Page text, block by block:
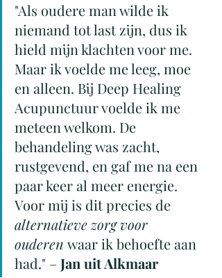
"Als oudere man wilde ik
niemand tot last zijn, dus ik
hield mijn klachten voor me.
Maar ik voelde me leeg, moe
en alleen. Bij Deep Healing
Acupunctuur voelde ik me
meteen welkom. De
behandeling was zacht,
rustgevend, en gaf me na een
paar keer al meer energie.
Voor mij is dit precies de
alternatieve zorg voor
ouderen waar ik behoefte aan
had." – Jan uit Alkmaar